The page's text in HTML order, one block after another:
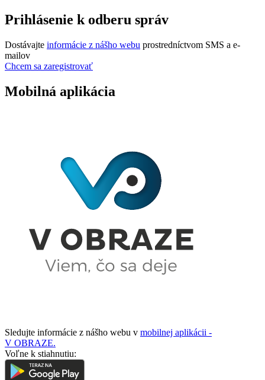
Prihlásenie k odberu správ
Dostávajte informácie z nášho webu prostredníctvom SMS a e-
mailov
Chcem sa zaregistrovať
Mobilná aplikácia
Sledujte informácie z nášho webu v mobilnej aplikácii -
V OBRAZE.
Voľne k stiahnutiu: